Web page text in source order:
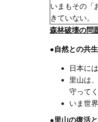
いまもその「
きていない。
森林破壊の問
●自然との共生
日本に
里山は
守って
いま世
●里山の復活